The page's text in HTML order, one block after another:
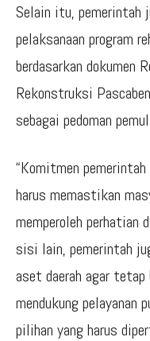
Selain itu, pemerintah
pelaksanaan program
berdasarkan dokumen
Rekonstruksi
sebagai pedoman
“Komitmen
harus memastikan
memperoleh perhatian
sisi lain, pemerintah
aset daerah agar tetap
mendukung pelayanan
pilihan yang harus